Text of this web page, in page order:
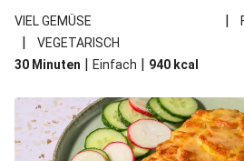
VIEL GEMÜSE
|
|
VEGETARISCH
30 Minuten | Einfach | 940 kcal